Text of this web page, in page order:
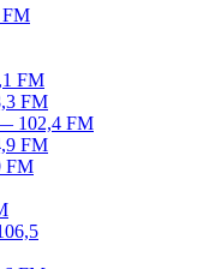
FM
FM
FM
102,4 FM
FM
FM